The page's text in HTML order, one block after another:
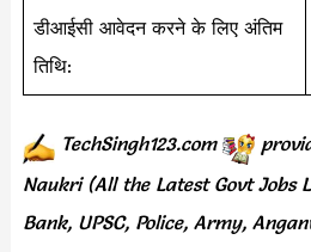
डीआईसी आवेदन करने के लिए अंतिम
तिथि:
TechSingh123.com
Naukri (All the Latest Govt Jobs
Bank, UPSC, Police, Army,